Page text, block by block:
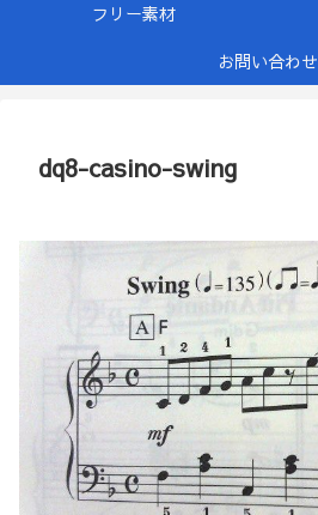
フリー素材
お問い合わせ
dq8-casino-swing